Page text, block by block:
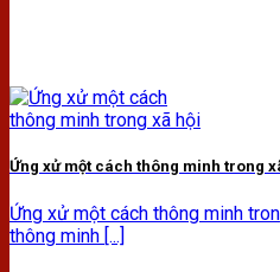
Ứng xử một cách thông minh trong
Ứng xử một cách thông minh
thông minh [...]